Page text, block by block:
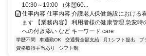
10:30～19:00 （休憩60...
仕事内容 仕事内容 介護老人保健施設における
ます 【業務内容】 利用者様の健康管理 急変時
への付き添い など キーワード care
学歴不問 車通勤OK 交通費全額支給 月1シフト提出
ブ
資格取得手当あり
シフト制